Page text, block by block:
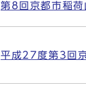
第8回京都市稲荷
平成27度第3回